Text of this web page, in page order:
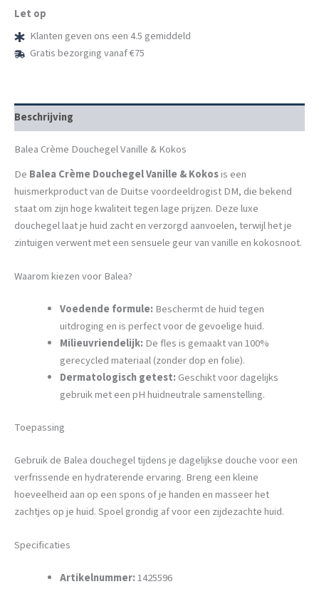
300ml
aantal
Let op
Klanten geven ons een 4.5 gemiddeld
Gratis bezorging vanaf €75
Beschrijving
Balea Crème Douchegel Vanille & Kokos
De Balea Crème Douchegel Vanille & Kokosis een
huismerkproduct van de Duitse voordeeldrogist DM, die bekend
staat om zijn hoge kwaliteit tegen lage prijzen. Deze luxe
douchegel laat je huid zacht en verzorgd aanvoelen, terwijl het je
zintuigen verwent met een sensuele geur van vanille en kokosnoot.
Waarom kiezen voor Balea?
Voedende formule: Beschermt de huid tegen
uitdroging en is perfect voor de gevoelige huid.
Milieuvriendelijk: De fles is gemaakt van 100%
gerecycled materiaal (zonder dop en folie).
Dermatologisch getest: Geschikt voor dagelijks
gebruik met een pH huidneutrale samenstelling.
Toepassing
Gebruik de Balea douchegel tijdens je dagelijkse douche voor een
verfrissende en hydraterende ervaring. Breng een kleine
hoeveelheid aan op een spons of je handen en masseer het
zachtjes op je huid. Spoel grondig af voor een zijdezachte huid.
Specificaties
Artikelnummer:1425596